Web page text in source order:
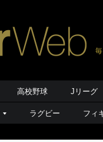
高校野球 Jリーグ
ラグビー フィ